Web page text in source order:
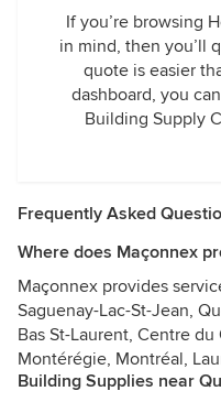
If you’re browsing
in mind, then you’ll
quote is easier
dashboard, you
Building Supply
Frequently Asked
Where does Maçonnex
Maçonnex provides
Saguenay-Lac-St-Jean,
Bas St-Laurent, Centre
Montérégie, Montréal,
Building Supplies near